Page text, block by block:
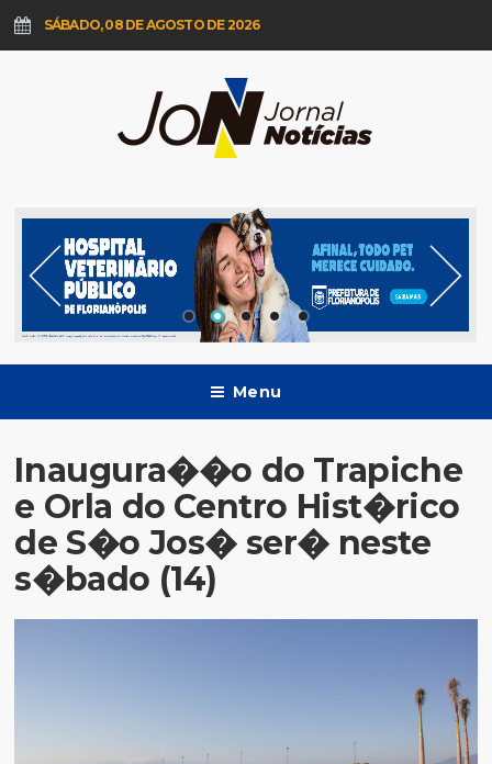
SÁBADO, 08 DE AGOSTO DE 2026
Menu
Inaugura��o do Trapiche
e Orla do Centro Hist�rico
de S�o Jos� ser� neste
s�bado (14)